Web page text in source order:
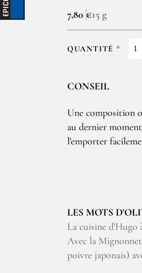
7,80 €15 g
QUANTITÉ
CONSEIL
Une composition
au dernier
l'emporter
LES MOTS
La cuisine d'Hugo
Avec la
poivre japonais)